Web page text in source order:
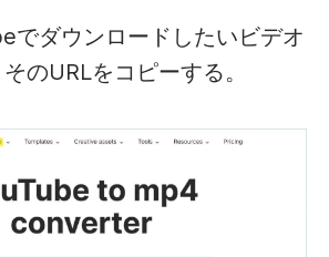
でダウンロードしたいビデオ
のURLをコピーする。